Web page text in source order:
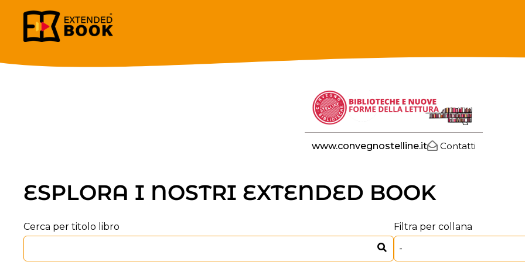
CONVEGNO DELLE STELLINE 2024
www.convegnostelline.it Contatti
ESPLORA I NOSTRI EXTENDED BOOK
Cerca per titolo libro Filtra per collana